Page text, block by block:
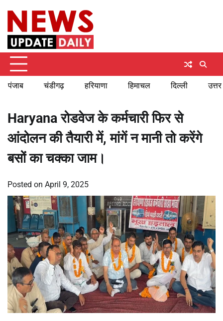
content
पंजाब चंडीगढ़ हरियाणा हिमाचल दिल्ली
Haryana रोडवेज के कर्मचारी फिर से
आंदोलन की तैयारी में, मांगें न मानी तो करेंगे
बसों का चक्का जाम।
Posted on April 9, 2025